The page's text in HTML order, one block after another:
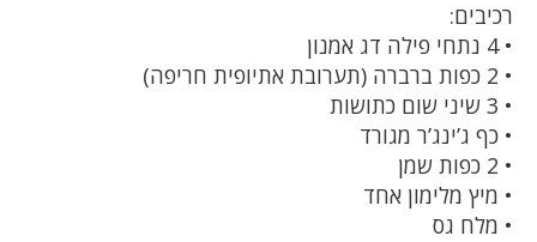
רכיבים:
• 4 נתחי פילה דג אמנון
• 2 כפות ברברה (תערובת אתיופית חריפה)
• 3 שיני שום כתושות
• כף ג’ינג’ר מגורד
• 2 כפות שמן
• מיץ מלימון אחד
• מלח גס